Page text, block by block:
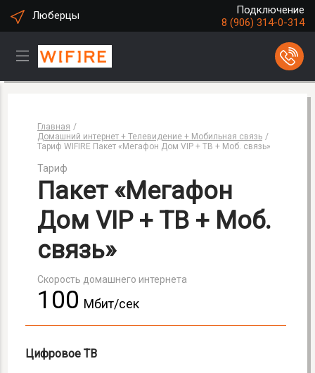
Люберцы
Техническая поддержка
8 800 550-8888
Вопросы
8 (906) 314-0-
Люберцы
Подключение
8 (906) 314-0-314
Главная
Домашний интернет + Телевидение + Мобильная связь
Тариф WIFIRE Пакет «Мегафон Дом VIP + ТВ + Моб. связь»
Тариф
Пакет «Мегафон
Дом VIP + ТВ + Моб.
связь»
Скорость домашнего интернета
100 Мбит/cек
Цифровое ТВ